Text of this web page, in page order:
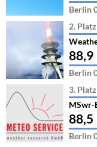
Berlin
2. Platz
88,9
Berlin
3. Platz
MSwr-
88,5
Berlin